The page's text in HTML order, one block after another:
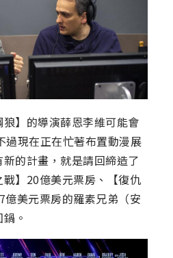
】的導演薛恩李維可能會
過現在正在忙著布置動漫展
的計畫，就是請回締造了
戰】20億美元票房、【復仇
美元票房的羅素兄弟（安
。